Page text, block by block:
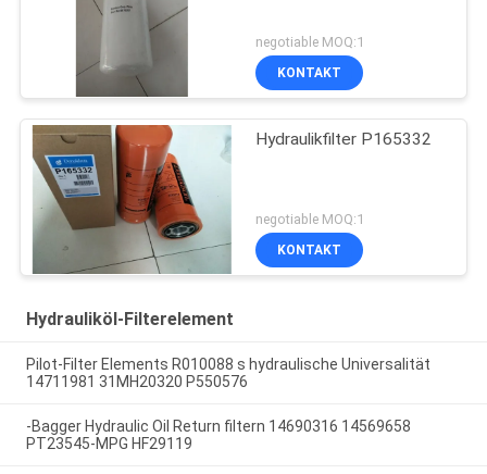
negotiable MOQ:1
KONTAKT
Hydraulikfilter P165332
negotiable MOQ:1
KONTAKT
Hydrauliköl-Filterelement
Pilot-Filter Elements R010088 s hydraulische Universalität
14711981 31MH20320 P550576
-Bagger Hydraulic Oil Return filtern 14690316 14569658
PT23545-MPG HF29119